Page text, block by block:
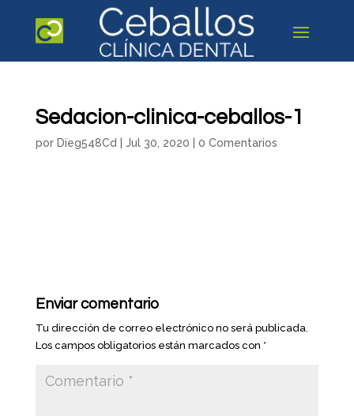
Sedacion-clinica-ceballos-1
por Dieg548Cd Jul 30, 2020 0 Comentarios
Enviar comentario
Tu dirección de correo electrónico no será publicada.
Los campos obligatorios están marcados con *